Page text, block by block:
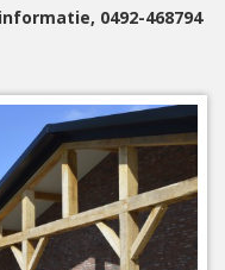
0492-468794